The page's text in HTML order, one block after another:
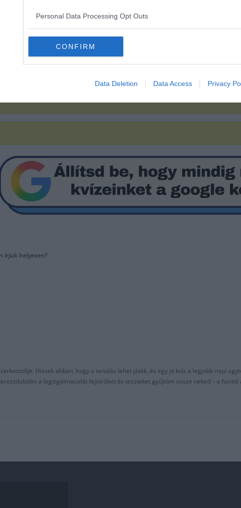
Personal Data Processing Opt Outs
CONFIRM
Data Deletion Data Access Privacy
es haláláig, híres macska volt
néven ismerték őt jobban?
írjuk helyesen?
Hiszek abban, hogy a tanulás lehet játék, és egy jó kvíz a legjobb napi
a legizgalmasabb fejtörőket és teszteket gyűjtöm össze neked – a